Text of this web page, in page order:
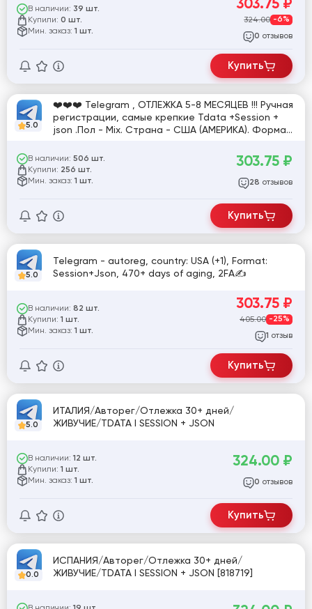
В наличии: 39 шт.
Купили: 0 шт.
Мин. заказ: 1 шт.
324.00 -6%
0 отзывов
Купить
5.0
❤️❤️❤️ Telegram , ОТЛЕЖКА 5-8 МЕСЯЦЕВ !!! Ручная
регистрации, самые крепкие Tdata +Session +
json .Пол - Mix. Страна - США (АМЕРИКА). Формат
СТОИТ 2фа в Текстовике)❤️❤️❤️
В наличии: 506 шт.
Купили: 256 шт.
Мин. заказ: 1 шт.
303.75 ₽
28 отзывов
Купить
5.0
Telegram - autoreg, country: USA (+1), Format:
Session+Json, 470+ days of aging, 2FA✍
В наличии: 82 шт.
Купили: 1 шт.
Мин. заказ: 1 шт.
303.75 ₽
405.00 -25%
1 отзыв
Купить
5.0
ИТАЛИЯ/Авторег/Отлежка 30+ дней/
ЖИВУЧИЕ/TDATA I SESSION + JSON
В наличии: 12 шт.
Купили: 1 шт.
Мин. заказ: 1 шт.
324.00 ₽
0 отзывов
Купить
0.0
ИСПАНИЯ/Авторег/Отлежка 30+ дней/
ЖИВУЧИЕ/TDATA I SESSION + JSON [818719]